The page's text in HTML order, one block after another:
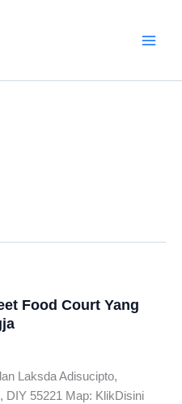
Food Court Yang
Laksda Adisucipto,
DIY 55221 Map: KlikDisini